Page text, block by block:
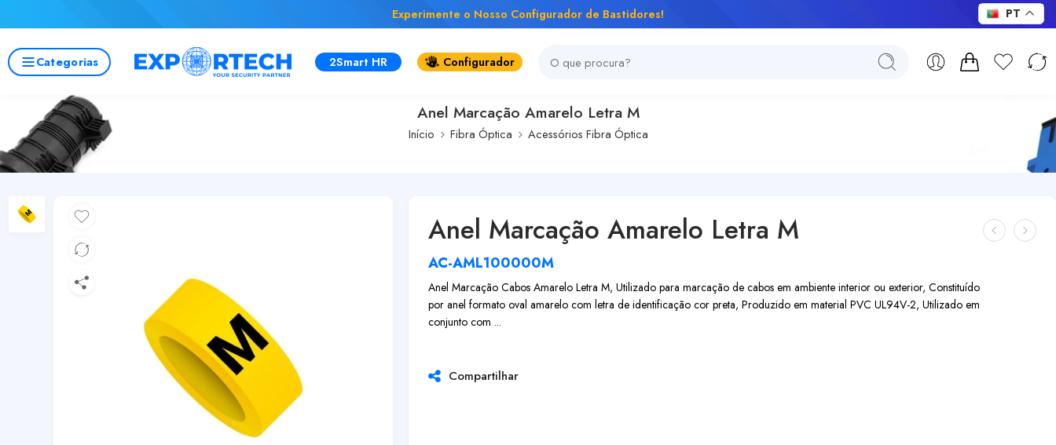
Experimente o Nosso Configurador de Bastidores!
Categorias 2Smart HR Configurador
Anel Marcação Amarelo Letra M
Início Fibra Óptica Acessórios Fibra Óptica
Anel Marcação Amarelo Letra M
AC-AML100000M
Anel Marcação Cabos Amarelo Letra M, Utilizado para marcação de cabos em ambiente interior ou exterior, Constituído
por anel formato oval amarelo com letra de identificação cor preta, Produzido em material PVC UL94V-2, Utilizado em
conjunto com ...
Compartilhar
PT